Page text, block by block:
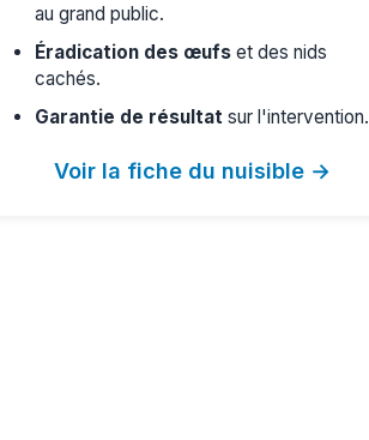
au grand public.
Éradication des œufs et des nids
cachés.
Garantie de résultat sur l'intervention.
Voir la fiche du nuisible →